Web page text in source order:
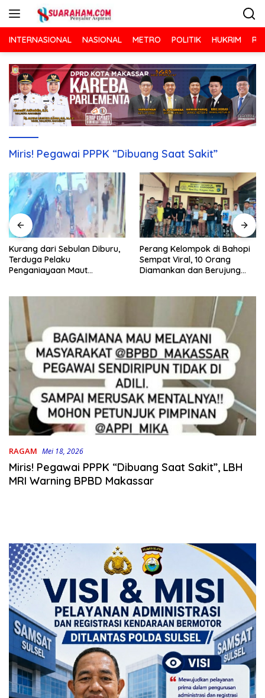
INTERNASIONAL NASIONAL METRO POLITIK HUKRIM
Miris! Pegawai PPPK “Dibuang Saat Sakit”
Kurang dari Sebulan Diburu,
Terduga Pelaku
Penganiayaan Maut
Perang Kelompok di Bahopi
Sempat Viral, 10 Orang
Diamankan dan Berujung
RAGAM Mei 18, 2026
Miris! Pegawai PPPK “Dibuang Saat Sakit”, LBH
MRI Warning BPBD Makassar